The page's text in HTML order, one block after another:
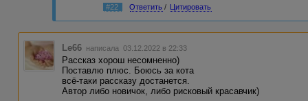
#22 Ответить / Цитировать
Le66 написала 03.12.2022 в 22:33
Рассказ хорош несомненно)
Поставлю плюс. Боюсь за кота
всё-таки рассказу достанется.
Автор либо новичок, либо рисковый красавчик)